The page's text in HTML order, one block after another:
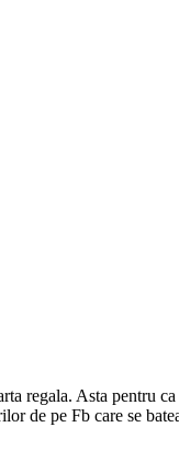
regala. Asta pentru ca
de pe Fb care se